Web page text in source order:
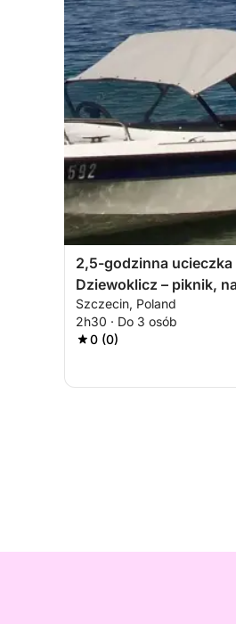
2,5-godzinna ucieczka
Dziewoklicz – piknik,
czysty relaks
Szczecin, Poland
2h30 · Do 3 osób
0 (0)